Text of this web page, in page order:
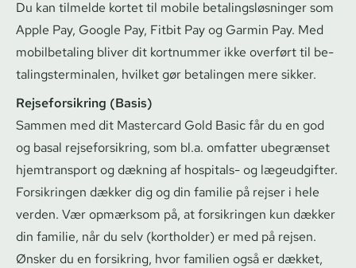
Du kan tilmelde kortet til mobile be­ta­lings­løs­nin­ger som
Apple Pay, Google Pay, Fitbit Pay og Garmin Pay. Med
mobilbetaling bliver dit kortnummer ikke overført til be­
ta­lings­ter­mi­na­len, hvilket gør betalingen mere sikker.
Rej­se­for­sik­ring (Basis)
Sammen med dit Mastercard Gold Basic får du en god
og basal rej­se­for­sik­ring, som bl.a. omfatter ubegrænset
hjemtransport og dækning af hospitals- og lægeudgifter.
Forsikringen dækker dig og din familie på rejser i hele
verden. Vær opmærksom på, at forsikringen kun dækker
din familie, når du selv (kortholder) er med på rejsen.
Ønsker du en forsikring, hvor familien også er dækket,